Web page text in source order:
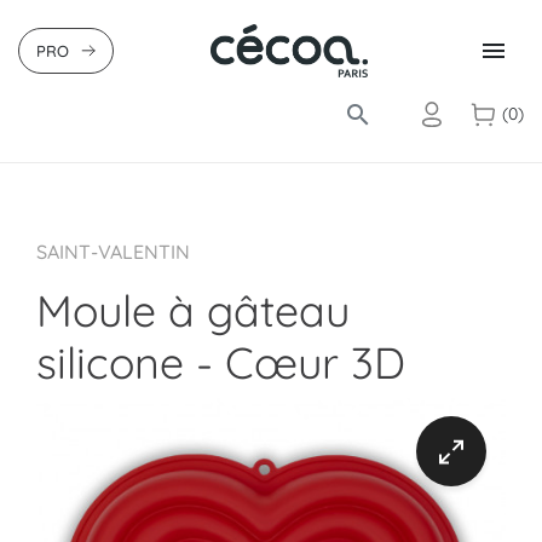

PRO
search (0)
SAINT-VALENTIN
Moule à gâteau
silicone - Cœur 3D